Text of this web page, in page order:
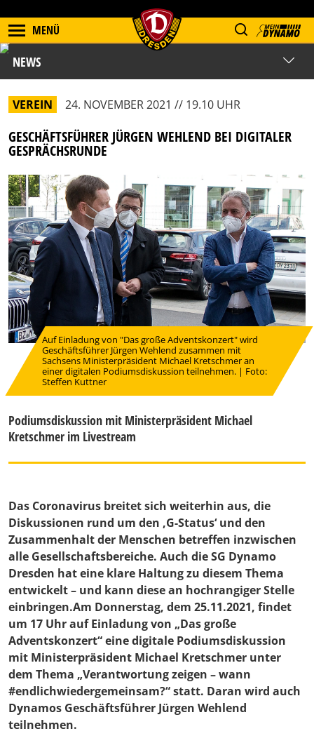
MENÜ
NEWS
VEREIN 24. NOVEMBER 2021 // 19.10 UHR
GESCHÄFTSFÜHRER JÜRGEN WEHLEND BEI DIGITALER
GESPRÄCHSRUNDE
Auf Einladung von "Das große Adventskonzert" wird
Geschäftsführer Jürgen Wehlend zusammen mit
Sachsens Ministerpräsident Michael Kretschmer an
einer digitalen Podiumsdiskussion teilnehmen. | Foto:
Steffen Kuttner
Podiumsdiskussion mit Ministerpräsident Michael
Kretschmer im Livestream
Das Coronavirus breitet sich weiterhin aus, die
Diskussionen rund um den ‚G-Status‘ und den
Zusammenhalt der Menschen betreffen inzwischen
alle Gesellschaftsbereiche. Auch die SG Dynamo
Dresden hat eine klare Haltung zu diesem Thema
entwickelt – und kann diese an hochrangiger Stelle
einbringen.Am Donnerstag, dem 25.11.2021, findet
um 17 Uhr auf Einladung von „Das große
Adventskonzert“ eine digitale Podiumsdiskussion
mit Ministerpräsident Michael Kretschmer unter
dem Thema „Verantwortung zeigen – wann
#endlichwiedergemeinsam?“ statt. Daran wird auch
Dynamos Geschäftsführer Jürgen Wehlend
teilnehmen.